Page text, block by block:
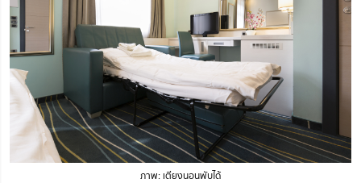
ภาพ: เตียงนอนพับได้